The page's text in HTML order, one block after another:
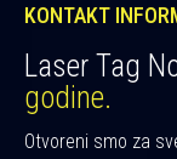
KONTAKT
Laser Tag
godine.
Otvoreni smo za